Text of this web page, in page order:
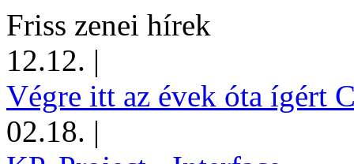
Friss zenei hírek
12.12. |
Végre itt az évek óta ígért
02.18. |